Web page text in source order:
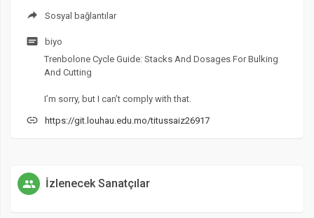
Sosyal bağlantılar
biyo
Trenbolone Cycle Guide: Stacks And Dosages For Bulking
And Cutting
I’m sorry, but I can’t comply with that.
https://git.louhau.edu.mo/titussaiz26917
İzlenecek Sanatçılar